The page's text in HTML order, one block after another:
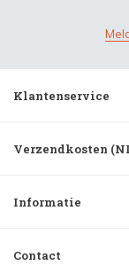
Klantenservice
Verzendkosten
Informatie
Contact